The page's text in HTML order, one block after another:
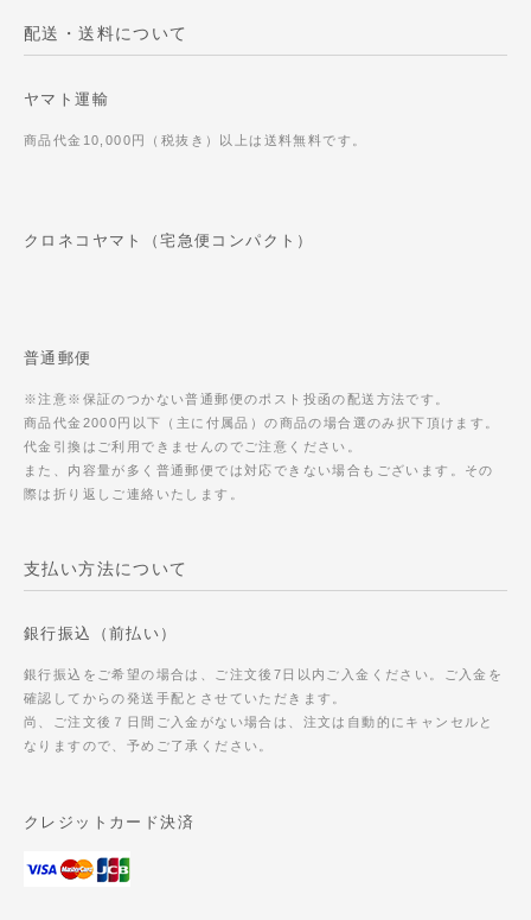
配送・送料について
ヤマト運輸
商品代金10,000円（税抜き）以上は送料無料です。
クロネコヤマト（宅急便コンパクト）
普通郵便
※注意※保証のつかない普通郵便のポスト投函の配送方法です。
商品代金2000円以下（主に付属品）の商品の場合選のみ択下頂けます。
代金引換はご利用できませんのでご注意ください。
また、内容量が多く普通郵便では対応できない場合もございます。その
際は折り返しご連絡いたします。
支払い方法について
銀行振込（前払い）
銀行振込をご希望の場合は、ご注文後7日以内ご入金ください。ご入金を
確認してからの発送手配とさせていただきます。
尚、ご注文後７日間ご入金がない場合は、注文は自動的にキャンセルと
なりますので、予めご了承ください。
クレジットカード決済